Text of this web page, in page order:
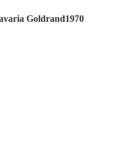
Goldrand1970